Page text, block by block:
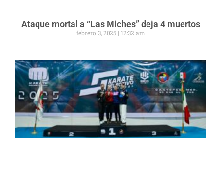
Ataque mortal a “Las Miches” deja 4 muertos
febrero 3, 2025 12:32 am